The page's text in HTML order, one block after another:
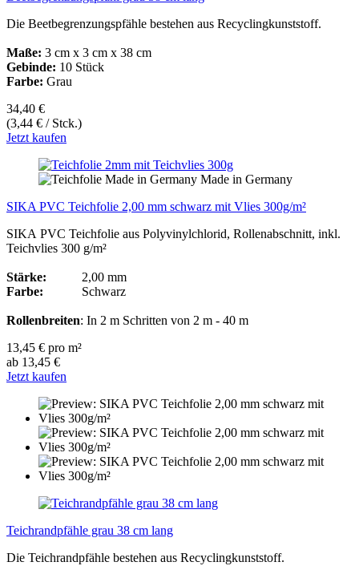
Die Beetbegrenzungspfähle bestehen aus Recyclingkunststoff.
Maße: 3 cm x 3 cm x 38 cm
Gebinde: 10 Stück
Farbe: Grau
34,40 €
(3,44 € / Stck.)
Jetzt kaufen
Made in Germany
SIKA PVC Teichfolie 2,00 mm schwarz mit Vlies 300g/m²
SIKA PVC Teichfolie aus Polyvinylchlorid, Rollenabschnitt, inkl.
Teichvlies 300 g/m²
Stärke: 2,00 mm
Farbe: Schwarz
Rollenbreiten: In 2 m Schritten von 2 m - 40 m
13,45 € pro m²
ab 13,45 €
Jetzt kaufen
Teichrandpfähle grau 38 cm lang
Die Teichrandpfähle bestehen aus Recyclingkunststoff.